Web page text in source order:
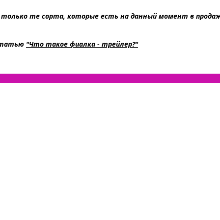
те сорта, которые есть на данный момент в
"Что такое фиалка - трейлер?"